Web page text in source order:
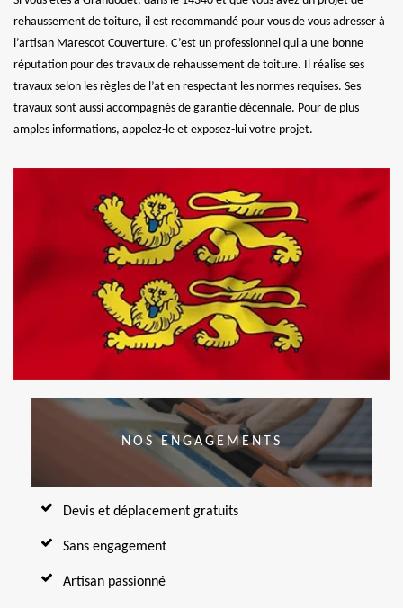
rehaussement de toiture, il est recommandé pour vous de vous adresser à
l’artisan Marescot Couverture. C’est un professionnel qui a une bonne
réputation pour des travaux de rehaussement de toiture. Il réalise ses
travaux selon les règles de l’at en respectant les normes requises. Ses
travaux sont aussi accompagnés de garantie décennale. Pour de plus
amples informations, appelez-le et exposez-lui votre projet.
NOS ENGAGEMENTS
Devis et déplacement gratuits
Sans engagement
Artisan passionné